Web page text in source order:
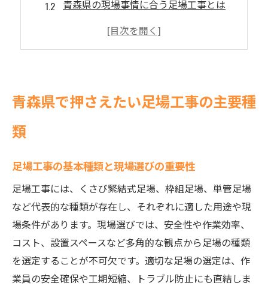
青森県の現場事情に合う足場工事とは
足場工事の種類とその役割を徹底整理
現場ごとに異なる足場工事の適合例
足場工事の種類別特徴と現場活用法
現場環境で変わる足場工事の活用術
現場選びなら知っておくべき足場工事
足場工事選びに役立つ現場別ポイント
現場選定を成功に導く足場工事知識
足場工事の種類と現場適合のコツ
青森県で押さえたい足場工事の主要種
類
足場工事の基本種類と現場選びの重要性
足場工事には、くさび緊結式足場、枠組足場、単管足場
など代表的な種類が存在し、それぞれに適した用途や現
場条件があります。現場選びでは、安全性や作業効率、
コスト、設置スペースなど多角的な観点から足場の種類
を選定することが不可欠です。適切な足場の選定は、作
業員の安全確保や工期短縮、トラブル防止にも直結しま